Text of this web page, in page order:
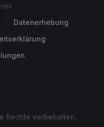
Datenerhebung
Rechte vorbehalten.